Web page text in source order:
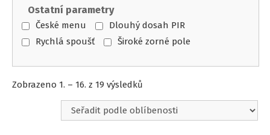
Ostatní parametry
České menu
Dlouhý dosah PIR
Rychlá spoušť
Široké zorné pole
Zobrazeno 1. – 16. z 19 výsledků
oblíbenosti